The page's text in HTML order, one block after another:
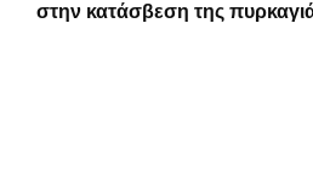
στην κατάσβεση της